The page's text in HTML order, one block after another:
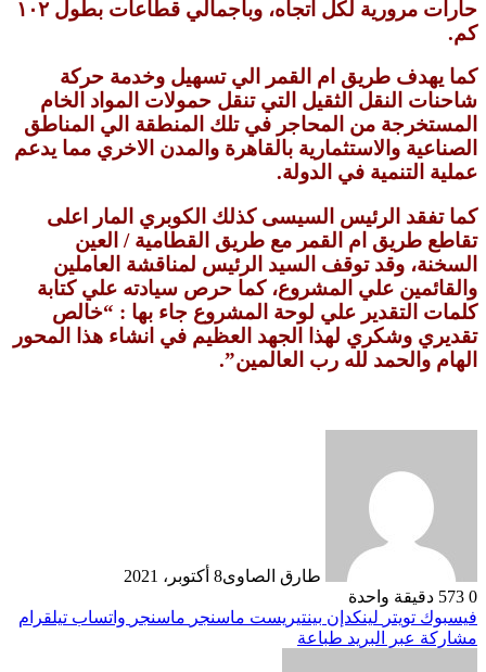
حارات مرورية لكل اتجاه، وباجمالي قطاعات بطول ١٠٢
كم.
كما يهدف طريق ام القمر الي تسهيل وخدمة حركة
شاحنات النقل الثقيل التي تنقل حمولات المواد الخام
المستخرجة من المحاجر في تلك المنطقة الي المناطق
الصناعية والاستثمارية بالقاهرة والمدن الاخري مما يدعم
عملية التنمية في الدولة.
كما تفقد الرئيس السيسى كذلك الكوبري المار اعلى
تقاطع طريق ام القمر مع طريق القطامية / العين
السخنة، وقد توقف السيد الرئيس لمناقشة العاملين
والقائمين علي المشروع، كما حرص سيادته علي كتابة
كلمات التقدير علي لوحة المشروع جاء بها : “خالص
تقديري وشكري لهذا الجهد العظيم في انشاء هذا المحور
الهام والحمد لله رب العالمين”.
طارق الصاوى8 أكتوبر، 2021
0
دقيقة واحدة
فيسبوك تويتر لينكدإن بينتيريست ماسنجر ماسنجر واتساب تيلقرام
مشاركة عبر البريد طباعة